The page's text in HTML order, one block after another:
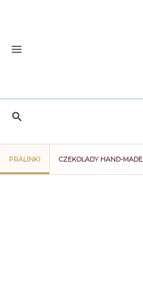
Szukaj
PRALINKI CZEKOLADY HAND-MADE